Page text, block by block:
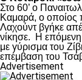
Στο 60’ ο
Καμαρά, ο οποίος
Λαχούντ βγήκε
νίκησε. Η
με γύρισμα του
επέμβαση του
Advertisement